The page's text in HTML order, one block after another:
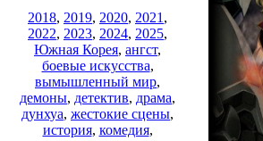
2018, 2019, 2020, 2021 ,
2022, 2023, 2024, 2025,
Южная Корея, ангст,
боевые искусства,
вымышленный мир,
демоны, детектив, драма,
дунхуа, жестокие сцены,
история, комедия,